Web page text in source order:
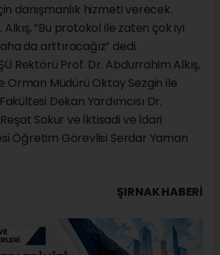
danışmanlık hizmeti verecek.
“Bu protokol ile zaten çok iyi
da arttıracağız” dedi.
Rektörü Prof. Dr. Abdurrahim Alkış,
Orman Müdürü Oktay Sezgin ile
Dekan Yardımcısı Dr.
Sakur ve İktisadi ve İdari
Öğretim Görevlisi Serdar Yaman
ŞIRNAK HABERİ